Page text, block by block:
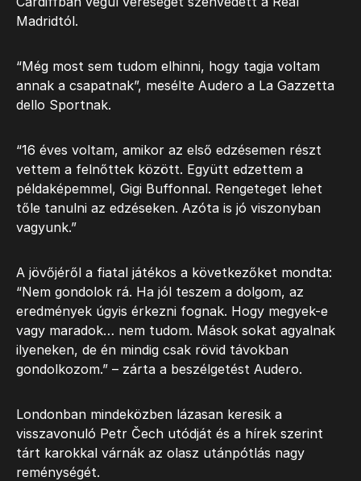
Madridtól.
“Még most sem tudom elhinni, hogy tagja voltam
annak a csapatnak”, mesélte Audero a La Gazzetta
dello Sportnak.
“16 éves voltam, amikor az első edzésemen részt
vettem a felnőttek között. Együtt edzettem a
példaképemmel, Gigi Buffonnal. Rengeteget lehet
tőle tanulni az edzéseken. Azóta is jó viszonyban
vagyunk.”
A jövőjéről a fiatal játékos a következőket mondta:
“Nem gondolok rá. Ha jól teszem a dolgom, az
eredmények úgyis érkezni fognak. Hogy megyek-e
vagy maradok… nem tudom. Mások sokat agyalnak
ilyeneken, de én mindig csak rövid távokban
gondolkozom.” – zárta a beszélgetést Audero.
Londonban mindeközben lázasan keresik a
visszavonuló Petr Čech utódját és a hírek szerint
tárt karokkal várnák az olasz utánpótlás nagy
reménységét.